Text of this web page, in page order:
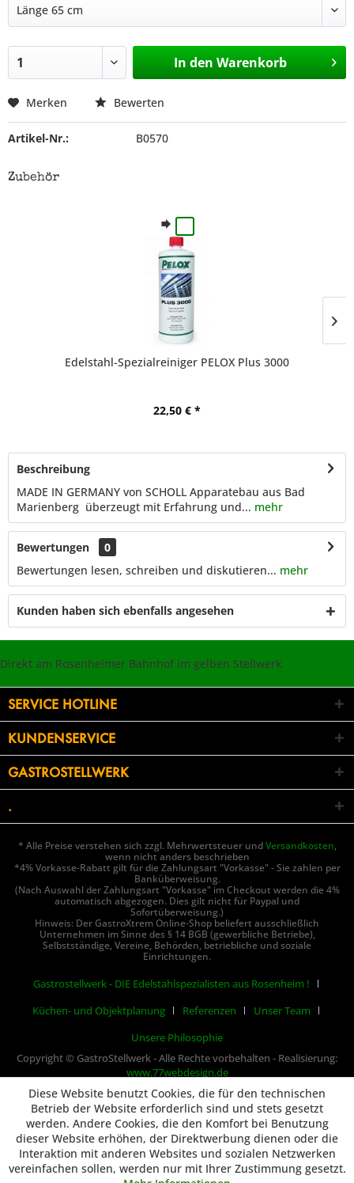
In den Warenkorb
Merken Bewerten
Artikel-Nr.: B0570
Zubehör
Edelstahl-Spezialreiniger PELOX Plus 3000
22,50 € *
Beschreibung
MADE IN GERMANY von SCHOLL Apparatebau aus Bad
Marienberg überzeugt mit Erfahrung und... mehr
Bewertungen
0
Bewertungen lesen, schreiben und diskutieren... mehr
Kunden haben sich ebenfalls angesehen
Direkt am Rosenheimer Bahnhof im gelben Stellwerk
SERVICE HOTLINE
KUNDENSERVICE
GASTROSTELLWERK
.
* Alle Preise verstehen sich zzgl. Mehrwertsteuer undVersandkosten,
wenn nicht anders beschrieben
*4% Vorkasse-Rabatt gilt für die Zahlungsart "Vorkasse" - Sie zahlen per
Banküberweisung.
(Nach Auswahl der Zahlungsart "Vorkasse" im Checkout werden die 4%
automatisch abgezogen. Dies gilt nicht für Paypal und
Sofortüberweisung.)
Hinweis: Der GastroXtrem Online-Shop beliefert ausschließlich
Unternehmen im Sinne des § 14 BGB (gewerbliche Betriebe),
Selbstständige, Vereine, Behörden, betriebliche und soziale
Einrichtungen.
Gastrostellwerk - DIE Edelstahlspezialisten aus Rosenheim !
Küchen- und Objektplanung
Referenzen
Unser Team
Unsere Philosophie
Copyright © GastroStellwerk - Alle Rechte vorbehalten - Realisierung:
www.77webdesign.de
Diese Website benutzt Cookies, die für den technischen
Betrieb der Website erforderlich sind und stets gesetzt
werden. Andere Cookies, die den Komfort bei Benutzung
dieser Website erhöhen, der Direktwerbung dienen oder die
Interaktion mit anderen Websites und sozialen Netzwerken
vereinfachen sollen, werden nur mit Ihrer Zustimmung gesetzt.